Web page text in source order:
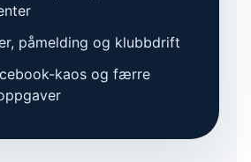
påmelding og klubbdrift
kaos og færre